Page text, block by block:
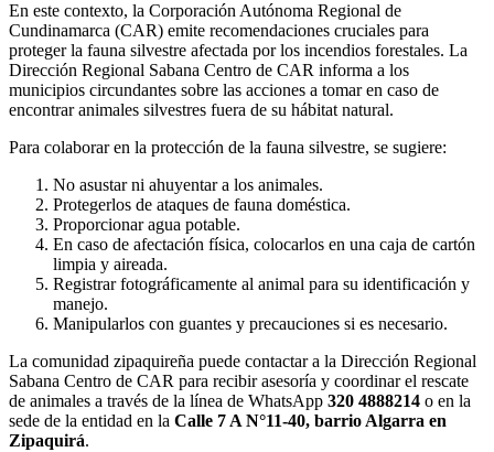
En este contexto, la Corporación Autónoma Regional de
Cundinamarca (CAR) emite recomendaciones cruciales para
proteger la fauna silvestre afectada por los incendios forestales. La
Dirección Regional Sabana Centro de CAR informa a los
municipios circundantes sobre las acciones a tomar en caso de
encontrar animales silvestres fuera de su hábitat natural.
Para colaborar en la protección de la fauna silvestre, se sugiere:
No asustar ni ahuyentar a los animales.
Protegerlos de ataques de fauna doméstica.
Proporcionar agua potable.
En caso de afectación física, colocarlos en una caja de cartón
limpia y aireada.
Registrar fotográficamente al animal para su identificación y
manejo.
Manipularlos con guantes y precauciones si es necesario.
La comunidad zipaquireña puede contactar a la Dirección Regional
Sabana Centro de CAR para recibir asesoría y coordinar el rescate
de animales a través de la línea de WhatsApp 320 4888214 o en la
sede de la entidad en la Calle 7 A N°11-40, barrio Algarra en
Zipaquirá.